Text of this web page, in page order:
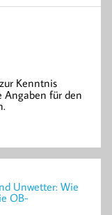
Kenntnis
Angaben für den
Unwetter: Wie
OB-